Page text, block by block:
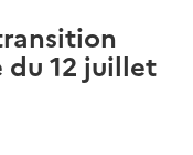
du 12 juillet